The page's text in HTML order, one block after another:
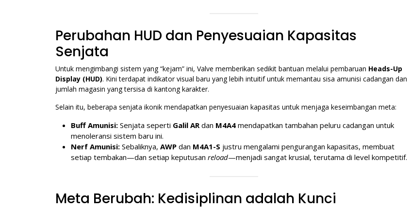
Perubahan HUD dan Penyesuaian Kapasitas
Senjata
Untuk mengimbangi sistem yang “kejam” ini, Valve memberikan sedikit bantuan melalui pembaruan Heads-Up
Display (HUD). Kini terdapat indikator visual baru yang lebih intuitif untuk memantau sisa amunisi cadangan dan
jumlah magasin yang tersisa di kantong karakter.
Selain itu, beberapa senjata ikonik mendapatkan penyesuaian kapasitas untuk menjaga keseimbangan meta:
Buff Amunisi: Senjata seperti Galil ARdan M4A4 mendapatkan tambahan peluru cadangan untuk
menoleransi sistem baru ini.
Nerf Amunisi: Sebaliknya, AWP dan M4A1-S justru mengalami pengurangan kapasitas, membuat
setiap tembakan—dan setiap keputusan reload—menjadi sangat krusial, terutama di level kompetitif.
Meta Berubah: Kedisiplinan adalah Kunci